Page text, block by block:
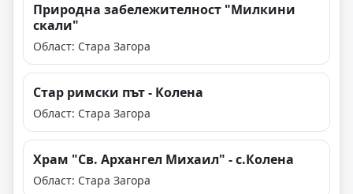
Природна забележителност "Милкини
скали"
Област: Стара Загора
Стар римски път - Колена
Област: Стара Загора
Храм "Св. Архангел Михаил" - с.Колена
Област: Стара Загора